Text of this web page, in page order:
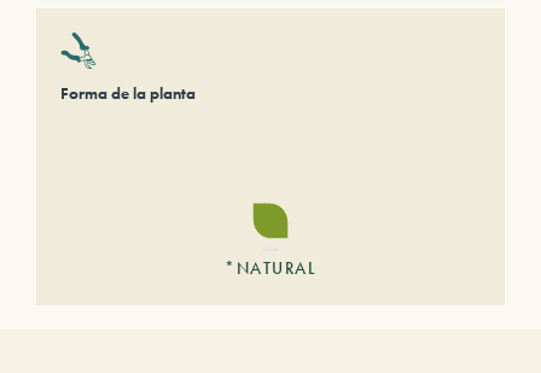
Forma de la planta
*NATURAL